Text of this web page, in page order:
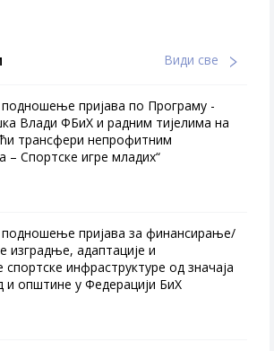
Види све
подношење пријава по Програму -
Влади ФБиХ и радним тијелима на
трансфери непрофитним
– Спортске игре младих“
подношење пријава за финансирање/
изградње, адаптације и
спортске инфраструктуре од значаја
и општине у Федерацији БиХ